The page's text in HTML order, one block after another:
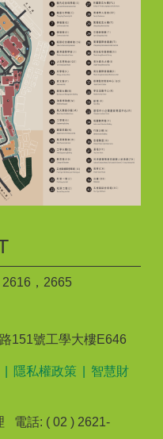
2616，2665
151號工學大樓E646
隱私權政策
智慧財
電話: ( 02 ) 2621-